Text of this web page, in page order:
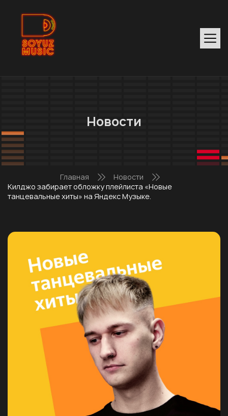
Новости
Главная
Новости
Килджо забирает обложку плейлиста «Новые
танцевальные хиты» на Яндекс Музыке.